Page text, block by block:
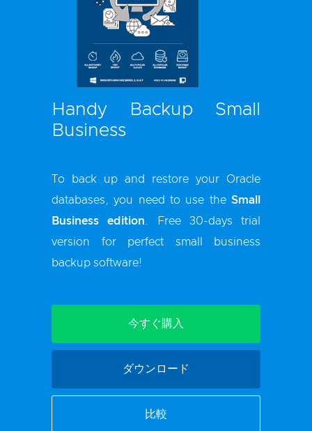
Handy Backup Small
Business
To back up and restore your Oracle
databases, you need to use the Small
Business edition . Free 30-days trial
version for perfect small business
backup software!
今すぐ購入
ダウンロード
比較